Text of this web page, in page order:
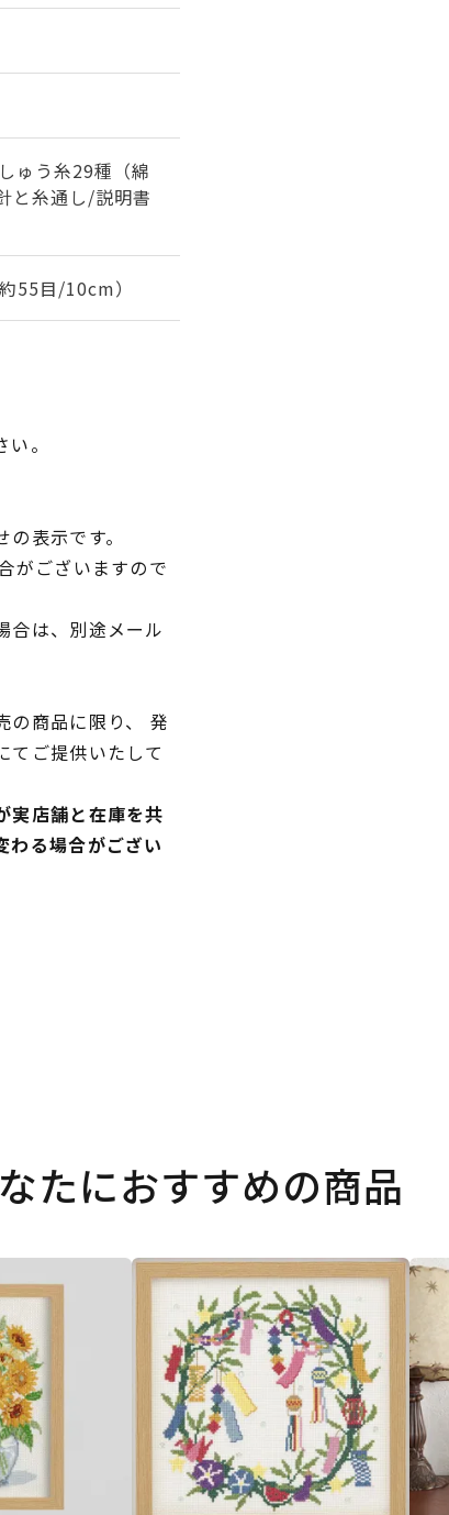
ゅう糸29種（綿
と糸通し/説明書
55目/10cm）
。
表示です。
がございますので
合は、別途メール
の商品に限り、 発
てご提供いたして
実店舗と在庫を共
わる場合がござい
たにおすすめの商品